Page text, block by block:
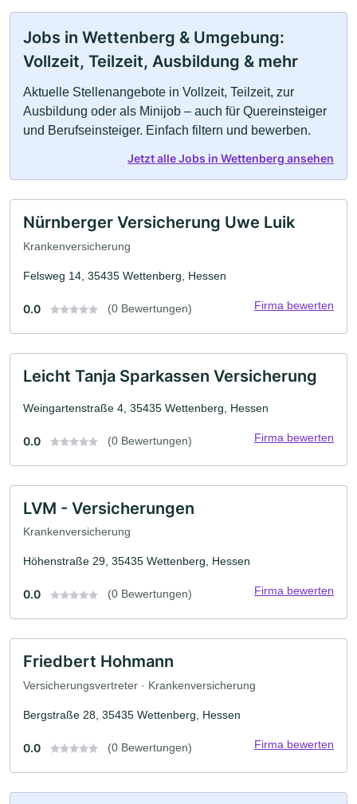
Jobs in Wettenberg & Umgebung:
Vollzeit, Teilzeit, Ausbildung & mehr
Aktuelle Stellenangebote in Vollzeit, Teilzeit, zur
Ausbildung oder als Minijob – auch für Quereinsteiger
und Berufseinsteiger. Einfach filtern und bewerben.
Jetzt alle Jobs in Wettenberg ansehen
Nürnberger Versicherung Uwe Luik
Krankenversicherung
Felsweg 14, 35435 Wettenberg, Hessen
0.0 (0 Bewertungen) Firma bewerten
Leicht Tanja Sparkassen Versicherung
Weingartenstraße 4, 35435 Wettenberg, Hessen
0.0 (0 Bewertungen) Firma bewerten
LVM - Versicherungen
Krankenversicherung
Höhenstraße 29, 35435 Wettenberg, Hessen
0.0 (0 Bewertungen) Firma bewerten
Friedbert Hohmann
Versicherungsvertreter · Krankenversicherung
Bergstraße 28, 35435 Wettenberg, Hessen
0.0 (0 Bewertungen) Firma bewerten